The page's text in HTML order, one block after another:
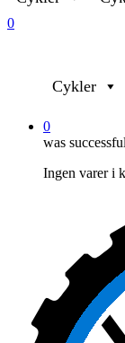
0
Cykler
0
was
Ingen varer i